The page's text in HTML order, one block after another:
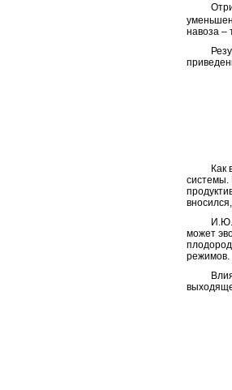
навоза –
Как
системы.
может
режимов.